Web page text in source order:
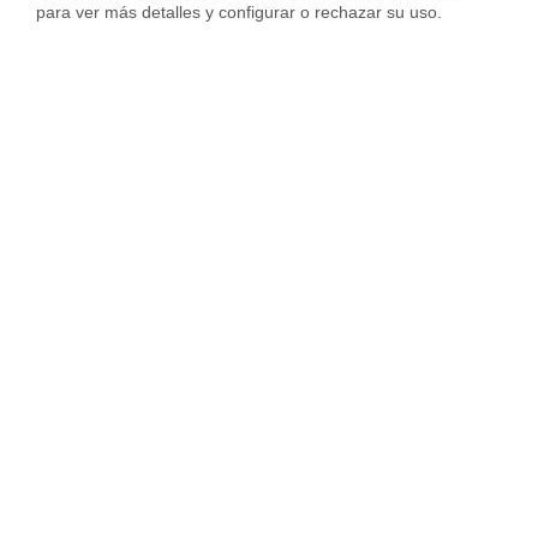
INFÓRMATE GRATIS
para ver más detalles y configurar o rechazar su uso.